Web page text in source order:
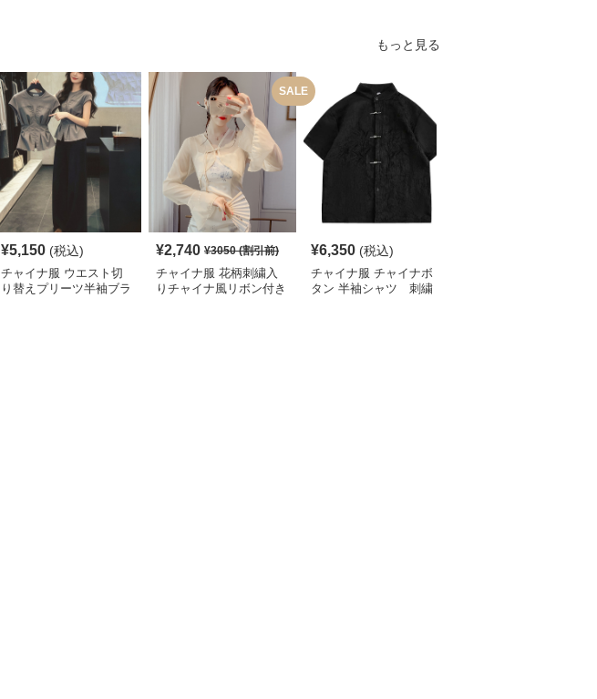
もっと見る
¥5,150 (税込)
チャイナ服 ウエスト切
り替えプリーツ半袖ブラ
SALE
¥2,740 ¥3050(割引前)
チャイナ服 花柄刺繍入
りチャイナ風リボン付き
¥6,350 (税込)
チャイナ服 チャイナボ
タン 半袖シャツ 刺繍